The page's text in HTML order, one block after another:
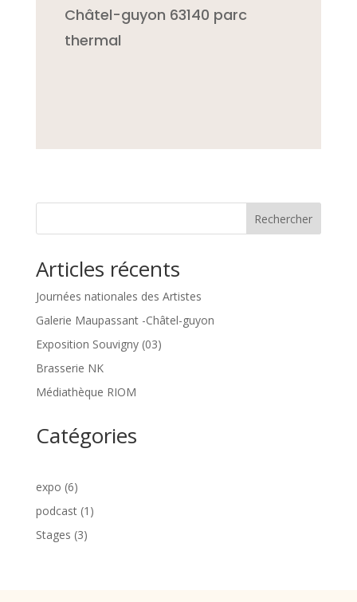
Châtel-guyon 63140 parc
thermal
Rechercher
Articles récents
Journées nationales des Artistes
Galerie Maupassant -Châtel-guyon
Exposition Souvigny (03)
Brasserie NK
Médiathèque RIOM
Catégories
expo (6)
podcast(1)
Stages (3)